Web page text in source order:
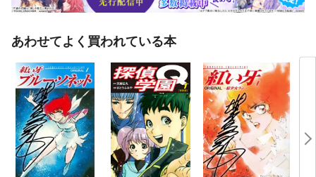
あわせてよく買われている本